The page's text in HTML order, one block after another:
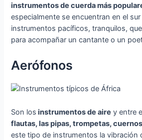
instrumentos de cuerda más
especialmente se encuentran en el
instrumentos pacíficos, tranquilos,
para acompañar un cantante o un
Aerófonos
Son los instrumentos de aire y entre
flautas, las pipas, trompetas,
este tipo de instrumentos la vibración